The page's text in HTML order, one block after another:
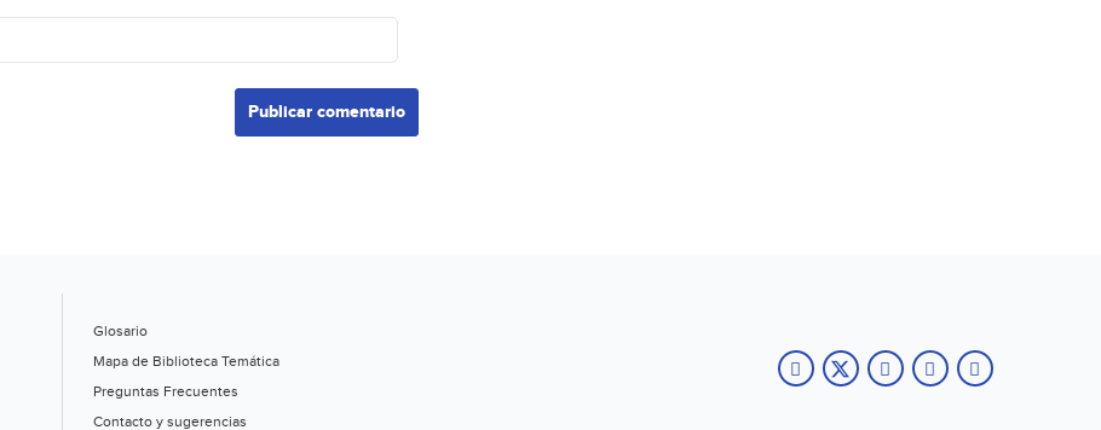
Glosario
Mapa de Biblioteca Temática
Preguntas Frecuentes
Contacto y sugerencias